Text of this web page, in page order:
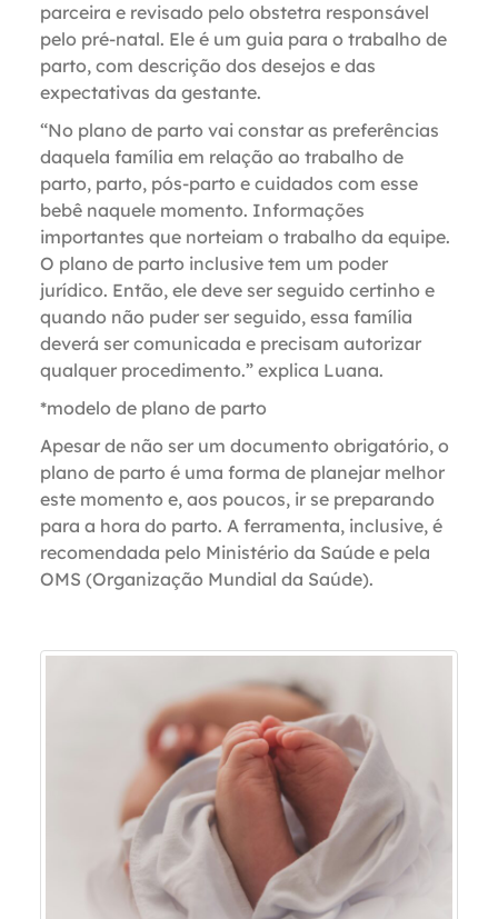
parceira e revisado pelo obstetra responsável
pelo pré-natal. Ele é um guia para o trabalho de
parto, com descrição dos desejos e das
expectativas da gestante.
“No plano de parto vai constar as preferências
daquela família em relação ao trabalho de
parto, parto, pós-parto e cuidados com esse
bebê naquele momento. Informações
importantes que norteiam o trabalho da equipe.
O plano de parto inclusive tem um poder
jurídico. Então, ele deve ser seguido certinho e
quando não puder ser seguido, essa família
deverá ser comunicada e precisam autorizar
qualquer procedimento.” explica Luana.
*modelo de plano de parto
Apesar de não ser um documento obrigatório, o
plano de parto é uma forma de planejar melhor
este momento e, aos poucos, ir se preparando
para a hora do parto. A ferramenta, inclusive, é
recomendada pelo Ministério da Saúde e pela
OMS (Organização Mundial da Saúde).